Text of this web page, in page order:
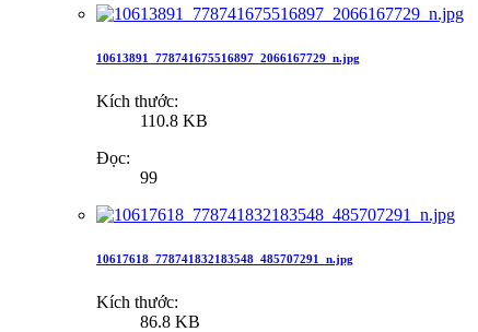
10613891_778741675516897_2066167729_n.jpg
Kích thước:
110.8 KB
Đọc:
99
10617618_778741832183548_485707291_n.jpg
Kích thước:
86.8 KB